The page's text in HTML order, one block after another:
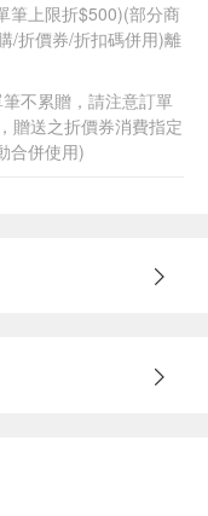
筆上限折$500)(部分商
/折價券/折扣碼併用)離
不累贈，請注意訂單
贈送之折價券消費指定
合併使用)